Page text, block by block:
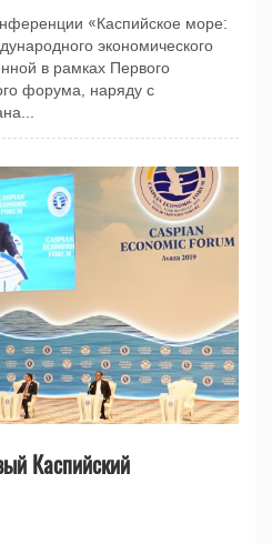
«Каспийское море:
экономического
в рамках Первого
форума, наряду с
Каспийский